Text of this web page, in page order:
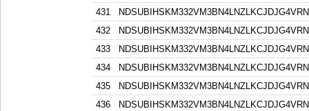
431
432
433
434
435
436